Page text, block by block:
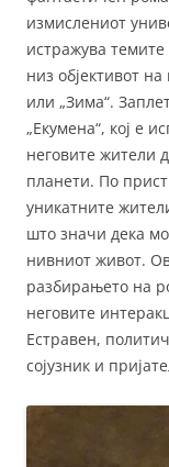
измислениот
истражува
низ објективот на
или „Зима“.
„Екумена“, кој е
неговите жители
планети. По
уникатните
што значи дека
нивниот живот.
разбирањето на
неговите
Естравен,
сојузник и